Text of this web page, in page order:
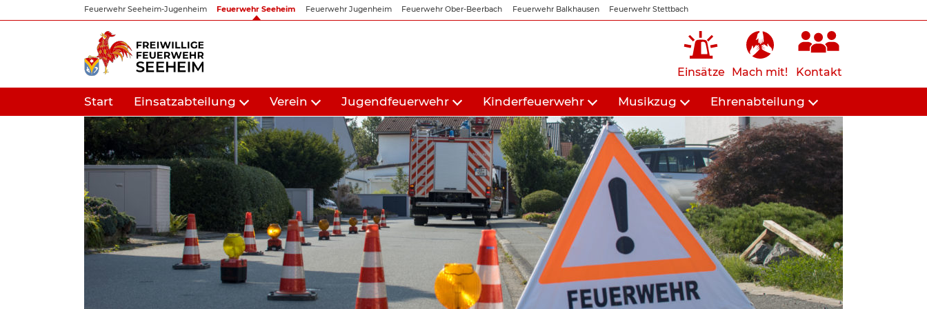
Inhalt
Feuerwehr Seeheim-Jugenheim Feuerwehr Seeheim Feuerwehr Jugenheim Feuerwehr Ober-Beerbach Feuerwehr Balkhausen Feuerwehr Stettbach
Einsätze Mach mit! Kontakt
Start Einsatzabteilung Verein Jugendfeuerwehr Kinderfeuerwehr Musikzug Ehrenabteilung